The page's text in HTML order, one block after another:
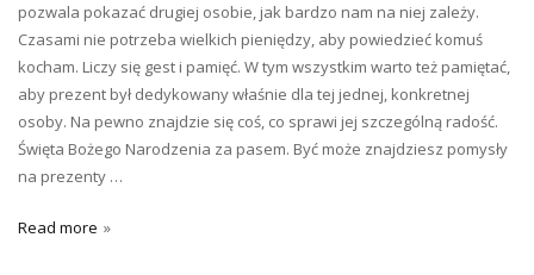
pozwala pokazać drugiej osobie, jak bardzo nam na niej zależy.
Czasami nie potrzeba wielkich pieniędzy, aby powiedzieć komuś
kocham. Liczy się gest i pamięć. W tym wszystkim warto też pamiętać,
aby prezent był dedykowany właśnie dla tej jednej, konkretnej
osoby. Na pewno znajdzie się coś, co sprawi jej szczególną radość.
Święta Bożego Narodzenia za pasem. Być może znajdziesz pomysły
na prezenty …
Read more